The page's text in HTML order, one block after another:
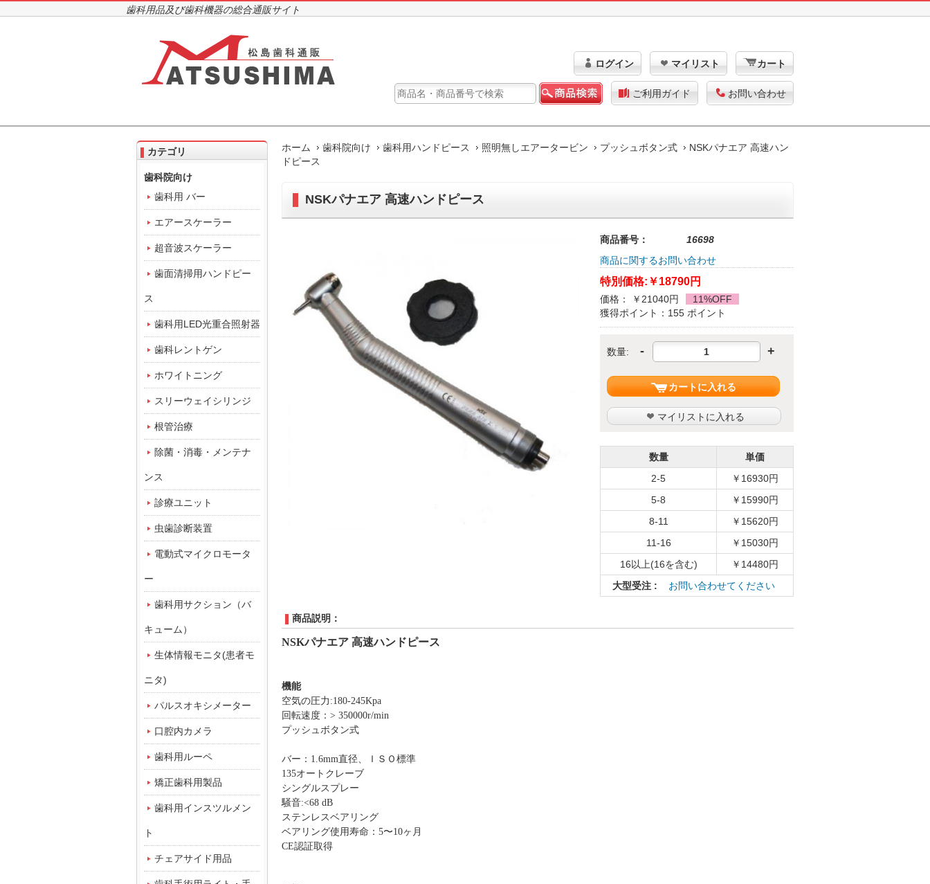
歯科用品及び歯科機器の総合通販サイト
ログイン マイリスト カート
ご利用ガイド お問い合わせ
ホーム 歯科院向け 歯科用ハンドピース 照明無しエアータービン プッシュボタン式
NSKパナエア 高速ハン
ドピース
NSKパナエア 高速ハンドピース
商品番号：
16698
商品に関するお問い合わせ
特別価格: ￥18790円
価格： ￥21040円
11%OFF
獲得ポイント：155 ポイント
数量: - +
カートに入れる
マイリストに入れる
数量
単価
2-5
￥16930円
5-8
￥15990円
8-11
￥15620円
11-16
￥15030円
16以上(16を含む)
￥14480円
大型受注 : お問い合わせてください
商品説明：
NSKパナエア 高速ハンドピース
機能
空気の圧力:180-245Kpa
回転速度：> 350000r/min
プッシュボタン式
バー：1.6mm直径、ＩＳＯ標準
135オートクレーブ
シングルスプレー
騒音:<68 dB
ステンレスベアリング
ベアリング使用寿命：5〜10ヶ月
CE認証取得
カテゴリ
歯科院向け
歯科用 バー
エアースケーラー
超音波スケーラー
歯面清掃用ハンドピー
ス
歯科用LED光重合照射器
歯科レントゲン
ホワイトニング
スリーウェイシリンジ
根管治療
除菌・消毒・メンテナ
ンス
診療ユニット
虫歯診断装置
電動式マイクロモータ
ー
歯科用サクション（バ
キューム）
生体情報モニタ(患者モ
ニタ)
パルスオキシメーター
口腔内カメラ
歯科用ルーペ
矯正歯科用製品
歯科用インスツルメン
ト
チェアサイド用品